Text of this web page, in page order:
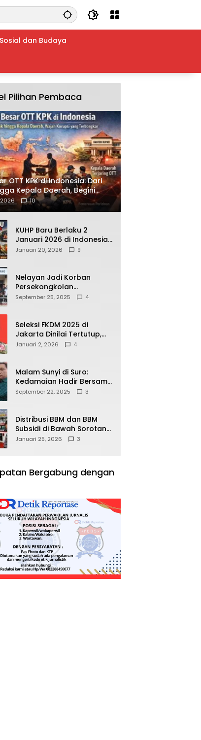
Sosial dan Budaya
Pilihan Pembaca
OTT KPK di Indonesia: Dari
Kepala Daerah, Begini
yang Terbongkar
10
KUHP Baru Berlaku 2
Januari 2026 di Indonesia,
Apa Dampaknya bagi
Dipahami Publik
Januari 20, 2026 9
Nelayan Jadi Korban
Persekongkolan
Penyelewengan BBM
September 25, 2025 4
Seleksi FKDM 2025 di
Jakarta Dinilai Tertutup,
Transparansi
Januari 2, 2026 4
Malam Sunyi di Suro:
Kedamaian Hadir Bersama
Secangkir Kopi Hangat
September 22, 2025 3
Distribusi BBM dan BBM
Subsidi di Bawah Sorotan
Publik: Antara Kepentingan
Januari 25, 2026 3
Bergabung dengan